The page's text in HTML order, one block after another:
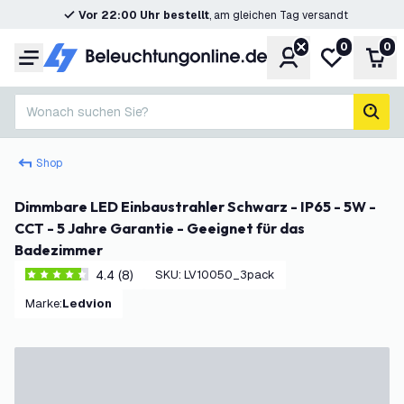
Vor 22:00 Uhr bestellt, am gleichen Tag versandt
Menü KontoMeine
0 0
Wonach suchen Sie?
Shop
Dimmbare LED Einbaustrahler Schwarz - IP65 - 5W -
CCT - 5 Jahre Garantie - Geeignet für das
Badezimmer
4.4 Bewertungssterne
4.4 (8) SKU: LV10050_3pack
Marke: Ledvion